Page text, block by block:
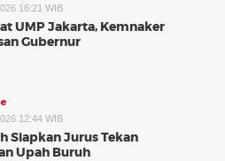
16:21 WIB
UMP Jakarta, Kemnaker
Gubernur
12:44 WIB
Siapkan Jurus Tekan
Upah Buruh